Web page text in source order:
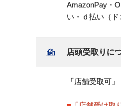
AmazonPay・
い・ｄ払い（
店頭受取りに
「店舗受取可